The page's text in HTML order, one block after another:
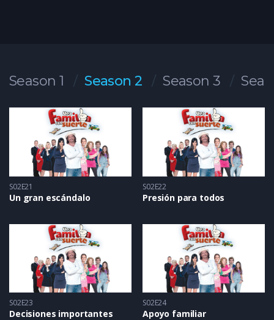
Season 1 Season 2 Season 3
S02E21
Un gran escándalo
S02E22
Presión para todos
S02E23
Decisiones importantes
S02E24
Apoyo familiar